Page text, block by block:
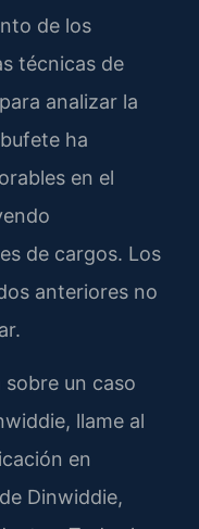
de los
técnicas de
analizar la
ha
en el
de cargos. Los
anteriores no
un caso
llame al
en
Dinwiddie,